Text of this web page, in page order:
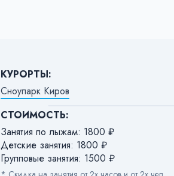
КУРОРТЫ:
Сноупарк Киров
СТОИМОСТЬ:
Занятия по лыжам: 1800 ₽
Детские занятия: 1800 ₽
Групповые занятия: 1500 ₽